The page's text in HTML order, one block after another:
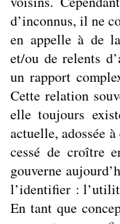
d’inconnus, il ne
en appelle à de
et/ou de relents
un rapport
Cette relation
elle toujours
actuelle, adossée
cessé de croître
gouverne
l’identifier :
En tant que